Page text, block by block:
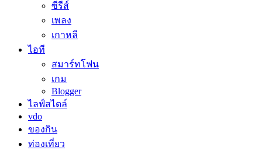
ซีรีส์
เพลง
เกาหลี
ไอที
สมาร์ทโฟน
เกม
Blogger
ไลฟ์สไตล์
vdo
ของกิน
ท่องเที่ยว